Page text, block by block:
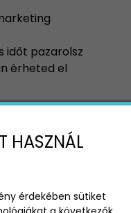
időt pazarolsz
érheted el
hogy pontosan
ügyfeleid
HASZNÁL
érdekében sütiket